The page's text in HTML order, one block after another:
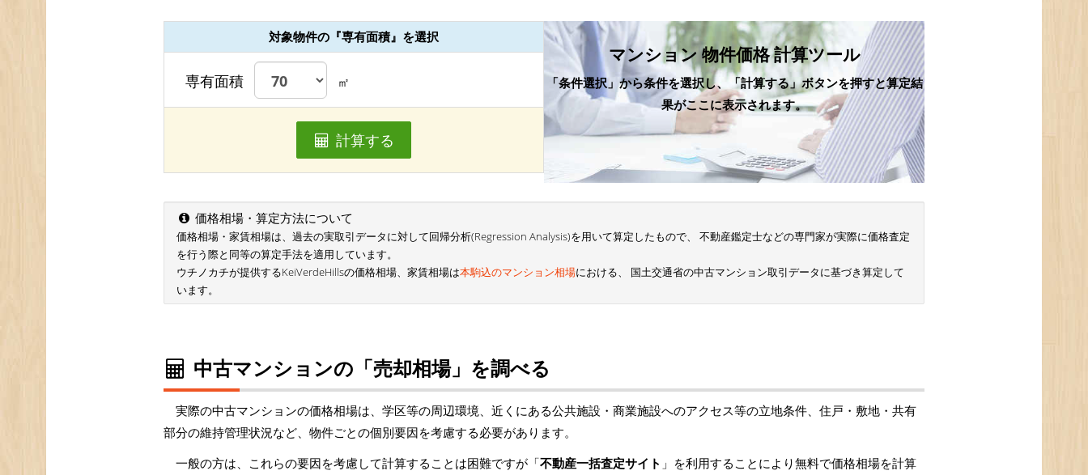
対象物件の『専有面積』を選択
専有面積 ㎡
計算する
マンション 物件価格 計算ツール
「条件選択」から条件を選択し、「計算する」ボタンを押すと算定結
果がここに表示されます。
価格相場・算定方法について
価格相場・家賃相場は、過去の実取引データに対して回帰分析(Regression Analysis)を用いて算定したもので、 不動産鑑定士などの専門家が実際に価格査定
を行う際と同等の算定手法を適用しています。
ウチノカチが提供するKeiVerdeHillsの価格相場、家賃相場は本駒込のマンション相場における、 国土交通省の中古マンション取引データに基づき算定して
います。
中古マンションの「売却相場」を調べる
実際の中古マンションの価格相場は、学区等の周辺環境、近くにある公共施設・商業施設へのアクセス等の立地条件、住戸・敷地・共有
部分の維持管理状況など、物件ごとの個別要因を考慮する必要があります。
一般の方は、これらの要因を考慮して計算することは困難ですが「不動産一括査定サイト 」を利用することにより無料で価格相場を計算